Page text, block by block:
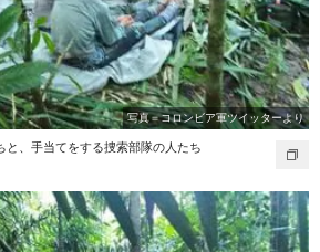
写真＝コロンビア軍ツイッターより
と、手当てをする捜索部隊の人たち